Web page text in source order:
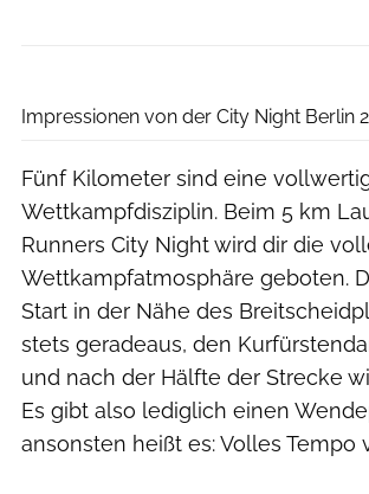
Impressionen von der City Night Berlin
Fünf Kilometer sind eine
Wettkampfdisziplin. Beim 5 km
Runners City Night wird dir die
Wettkampfatmosphäre geboten.
Start in der Nähe des
stets geradeaus, den
und nach der Hälfte der Strecke
Es gibt also lediglich einen
ansonsten heißt es: Volles Tempo